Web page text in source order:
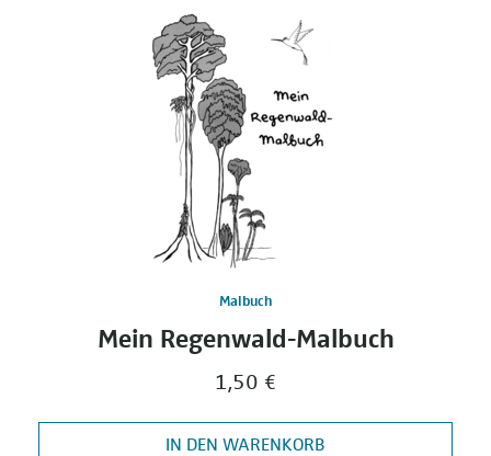
Malbuch
Mein Regenwald-Malbuch
1,50 €
IN DEN WARENKORB